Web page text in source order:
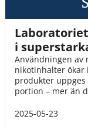
i
Användningen av
nikotinhalter ökar
produkter
portion – mer än
2025-05-23